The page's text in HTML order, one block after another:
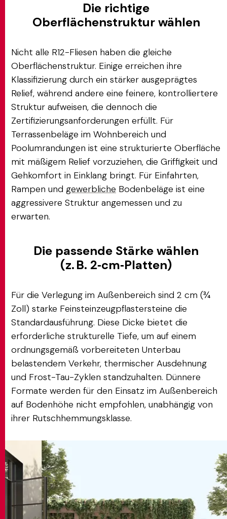
Die richtige
Oberflächenstruktur wählen
Nicht alle R12-Fliesen haben die gleiche
Oberflächenstruktur. Einige erreichen ihre
Klassifizierung durch ein stärker ausgeprägtes
Relief, während andere eine feinere, kontrolliertere
Struktur aufweisen, die dennoch die
Zertifizierungsanforderungen erfüllt. Für
Terrassenbeläge im Wohnbereich und
Poolumrandungen ist eine strukturierte Oberfläche
mit mäßigem Relief vorzuziehen, die Griffigkeit und
Gehkomfort in Einklang bringt. Für Einfahrten,
Rampen und gewerbliche Bodenbeläge ist eine
aggressivere Struktur angemessen und zu
erwarten.
Die passende Stärke wählen
(z. B. 2‑cm‑Platten)
Für die Verlegung im Außenbereich sind 2 cm (¾
Zoll) starke Feinsteinzeugpflastersteine die
Standardausführung. Diese Dicke bietet die
erforderliche strukturelle Tiefe, um auf einem
ordnungsgemäß vorbereiteten Unterbau
belastendem Verkehr, thermischer Ausdehnung
und Frost-Tau-Zyklen standzuhalten. Dünnere
Formate werden für den Einsatz im Außenbereich
auf Bodenhöhe nicht empfohlen, unabhängig von
ihrer Rutschhemmungsklasse.